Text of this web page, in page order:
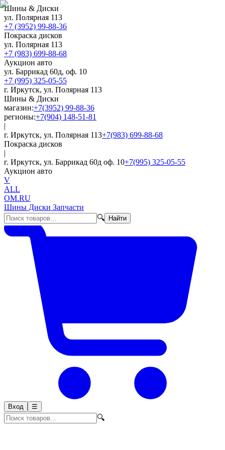
Шины & Диски
ул. Полярная 113
+7 (3952) 99-88-36
Покраска дисков
ул. Полярная 113
+7 (983) 699-88-68
Аукцион авто
ул. Баррикад 60д, оф. 10
+7 (995) 325-05-55
г. Иркутск, ул. Полярная 113
Шины & Диски
магазин:+7(3952) 99-88-36
регионы:+7(904) 148-51-81
|
г. Иркутск, ул. Полярная 113+7(983) 699-88-68
Покраска дисков
|
г. Иркутск, ул. Баррикад 60д оф. 10+7(995) 325-05-55
Аукцион авто
V
ALL
OM.RU
Шины Диски Запчасти
🔍
Найти
Вход ☰
🔍